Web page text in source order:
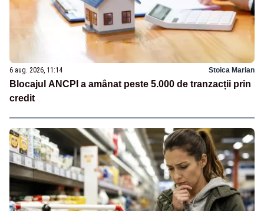
6 aug. 2026, 11:14 Stoica Marian
Blocajul ANCPI a amânat peste 5.000 de tranzacții prin
credit